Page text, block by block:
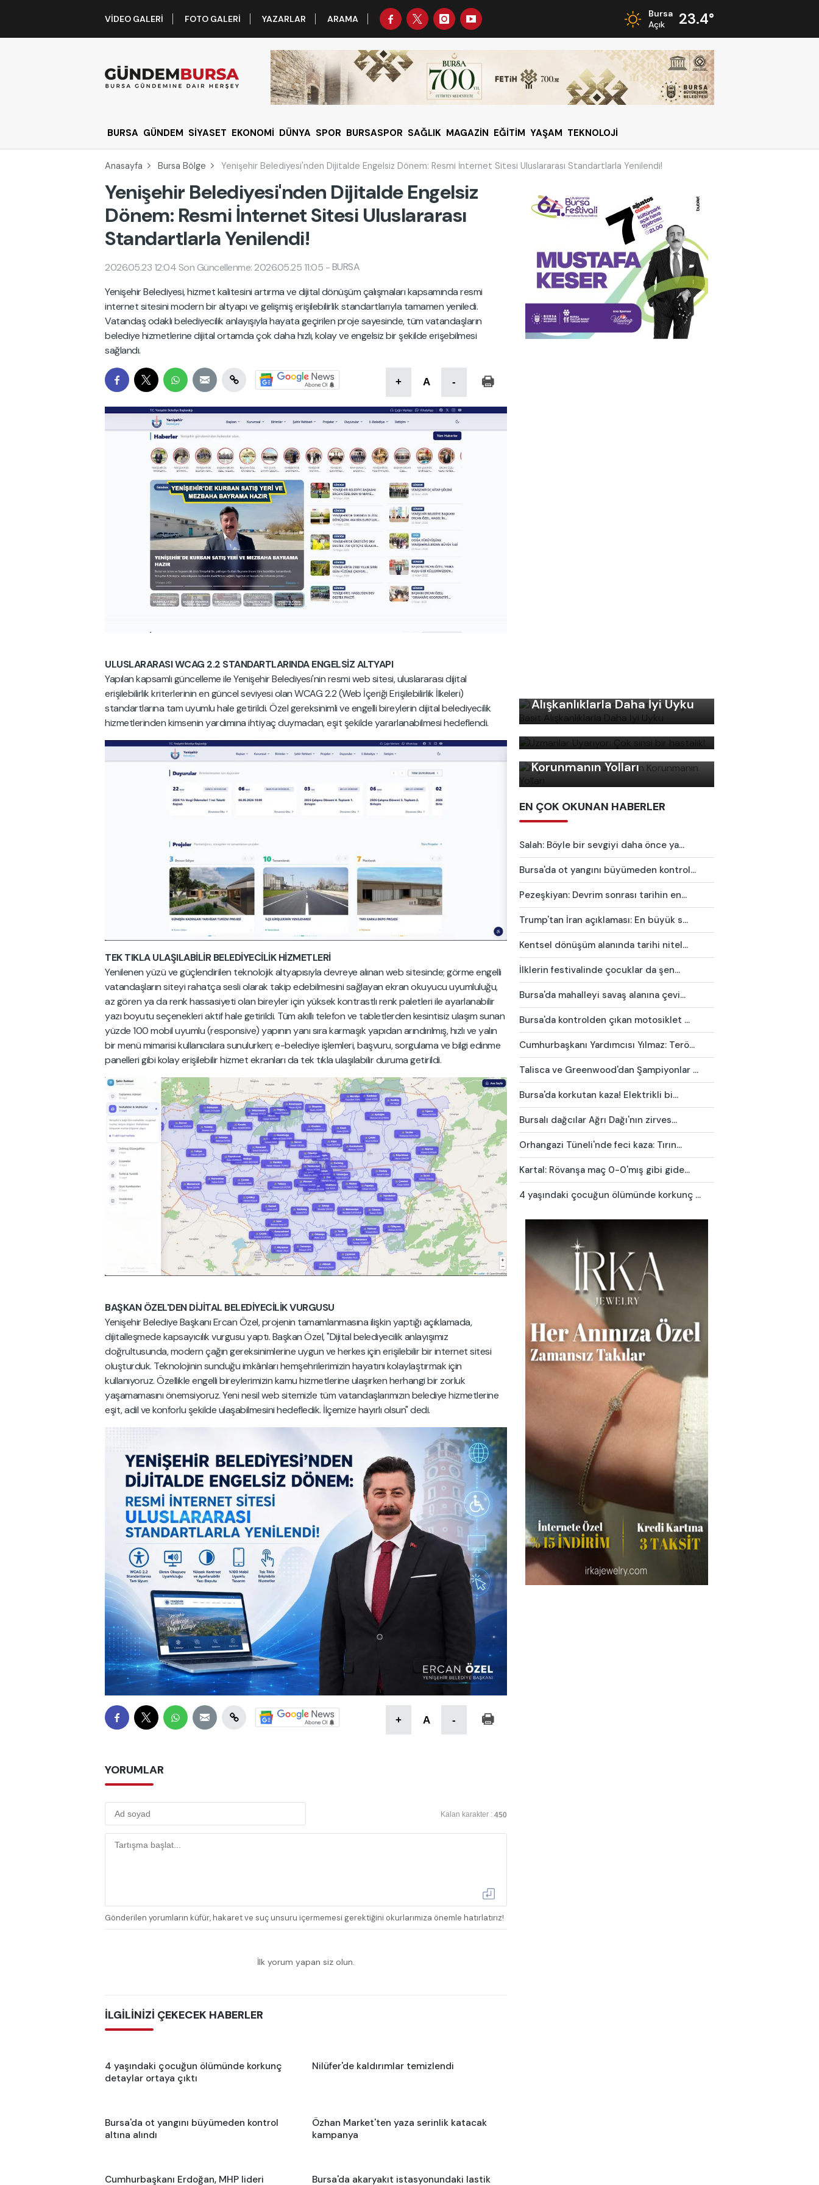
VIDEO GALERI FOTO GALERI YAZARLAR ARAMA
Bursa
Açık
23.4°
BURSA GÜNDEM SİYASET EKONOMİ DÜNYA SPOR BURSASPOR SAĞLIK MAGAZİN EĞİTİM YAŞAM TEKNOLOJİ
Anasayfa Bursa Bölge Yenişehir Belediyesi'nden Dijitalde Engelsiz Dönem: Resmi İnternet Sitesi Uluslararası Standartlarla Yenilendi!
Yenişehir Belediyesi'nden Dijitalde Engelsiz
Dönem: Resmi İnternet Sitesi Uluslararası
Standartlarla Yenilendi!
2026.05.23 12:04 Son Güncellenme: 2026.05.25 11:05 -BURSA
Yenişehir Belediyesi, hizmet kalitesini artırma ve dijital dönüşüm çalışmaları kapsamında resmi
internet sitesini modern bir altyapı ve gelişmiş erişilebilirlik standartlarıyla tamamen yeniledi.
Vatandaş odaklı belediyecilik anlayışıyla hayata geçirilen proje sayesinde, tüm vatandaşların
belediye hizmetlerine dijital ortamda çok daha hızlı, kolay ve engelsiz bir şekilde erişebilmesi
sağlandı.
+ A -
ULUSLARARASI WCAG 2.2 STANDARTLARINDA ENGELSİZ ALTYAPI
Yapılan kapsamlı güncelleme ile Yenişehir Belediyesi'nin resmi web sitesi, uluslararası dijital
erişilebilirlik kriterlerinin en güncel seviyesi olan WCAG 2.2 (Web İçeriği Erişilebilirlik İlkeleri)
standartlarına tam uyumlu hale getirildi. Özel gereksinimli ve engelli bireylerin dijital belediyecilik
hizmetlerinden kimsenin yardımına ihtiyaç duymadan, eşit şekilde yararlanabilmesi hedeflendi.
TEK TIKLA ULAŞILABİLİR BELEDİYECİLİK HİZMETLERİ
Yenilenen yüzü ve güçlendirilen teknolojik altyapısıyla devreye alınan web sitesinde; görme engelli
vatandaşların siteyi rahatça sesli olarak takip edebilmesini sağlayan ekran okuyucu uyumluluğu,
az gören ya da renk hassasiyeti olan bireyler için yüksek kontrastlı renk paletleri ile ayarlanabilir
yazı boyutu seçenekleri aktif hale getirildi. Tüm akıllı telefon ve tabletlerden kesintisiz ulaşım sunan
yüzde 100 mobil uyumlu (responsive) yapının yanı sıra karmaşık yapıdan arındırılmış, hızlı ve yalın
bir menü mimarisi kullanıcılara sunulurken; e-belediye işlemleri, başvuru, sorgulama ve bilgi edinme
panelleri gibi kolay erişilebilir hizmet ekranları da tek tıkla ulaşılabilir duruma getirildi.
BAŞKAN ÖZEL'DEN DİJİTAL BELEDİYECİLİK VURGUSU
Yenişehir Belediye Başkanı Ercan Özel, projenin tamamlanmasına ilişkin yaptığı açıklamada,
dijitalleşmede kapsayıcılık vurgusu yaptı. Başkan Özel, "Dijital belediyecilik anlayışımız
doğrultusunda, modern çağın gereksinimlerine uygun ve herkes için erişilebilir bir internet sitesi
oluşturduk. Teknolojinin sunduğu imkânları hemşehrilerimizin hayatını kolaylaştırmak için
kullanıyoruz. Özellikle engelli bireylerimizin kamu hizmetlerine ulaşırken herhangi bir zorluk
yaşamamasını önemsiyoruz. Yeni nesil web sitemizle tüm vatandaşlarımızın belediye hizmetlerine
eşit, adil ve konforlu şekilde ulaşabilmesini hedefledik. İlçemize hayırlı olsun" dedi.
+ A -
YORUMLAR
Kalan karakter : 450
Gönderilen yorumların küfür, hakaret ve suç unsuru içermemesi gerektiğini okurlarımıza önemle hatırlatırız!
İlk yorum yapan siz olun.
İLGİLİNİZİ ÇEKECEK HABERLER
4 yaşındaki çocuğun ölümünde korkunç
detaylar ortaya çıktı
Nilüfer'de kaldırımlar temizlendi
Bursa'da ot yangını büyümeden kontrol
altına alındı
Özhan Market'ten yaza serinlik katacak
kampanya
Cumhurbaşkanı Erdoğan, MHP lideri Bursa'da akaryakıt istasyonundaki lastik
Alışkanlıklarla Daha İyi Uyku
Uzmanlar Uyarıyor: Çok sinsi
bir hastalık!
Kış Gelirken Hastalıklardan
Korunmanın Yolları
EN ÇOK OKUNAN HABERLER
Salah: Böyle bir sevgiyi daha önce ya...
Bursa'da ot yangını büyümeden kontrol...
Pezeşkiyan: Devrim sonrası tarihin en...
Trump'tan İran açıklaması: En büyük s...
Kentsel dönüşüm alanında tarihi nitel...
İlklerin festivalinde çocuklar da şen...
Bursa'da mahalleyi savaş alanına çevi...
Bursa'da kontrolden çıkan motosiklet ...
Cumhurbaşkanı Yardımcısı Yılmaz: Terö...
Talisca ve Greenwood'dan Şampiyonlar ...
Bursa'da korkutan kaza! Elektrikli bi...
Bursalı dağcılar Ağrı Dağı'nın zirves...
Orhangazi Tüneli'nde feci kaza: Tırın...
Kartal: Rövanşa maç 0-0'mış gibi gide...
4 yaşındaki çocuğun ölümünde korkunç ...